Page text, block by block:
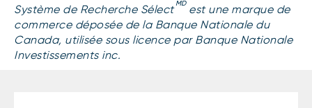
Système de Recherche Sélect MD est une marque de
commerce déposée de la Banque Nationale du
Canada, utilisée sous licence par Banque Nationale
Investissements inc.